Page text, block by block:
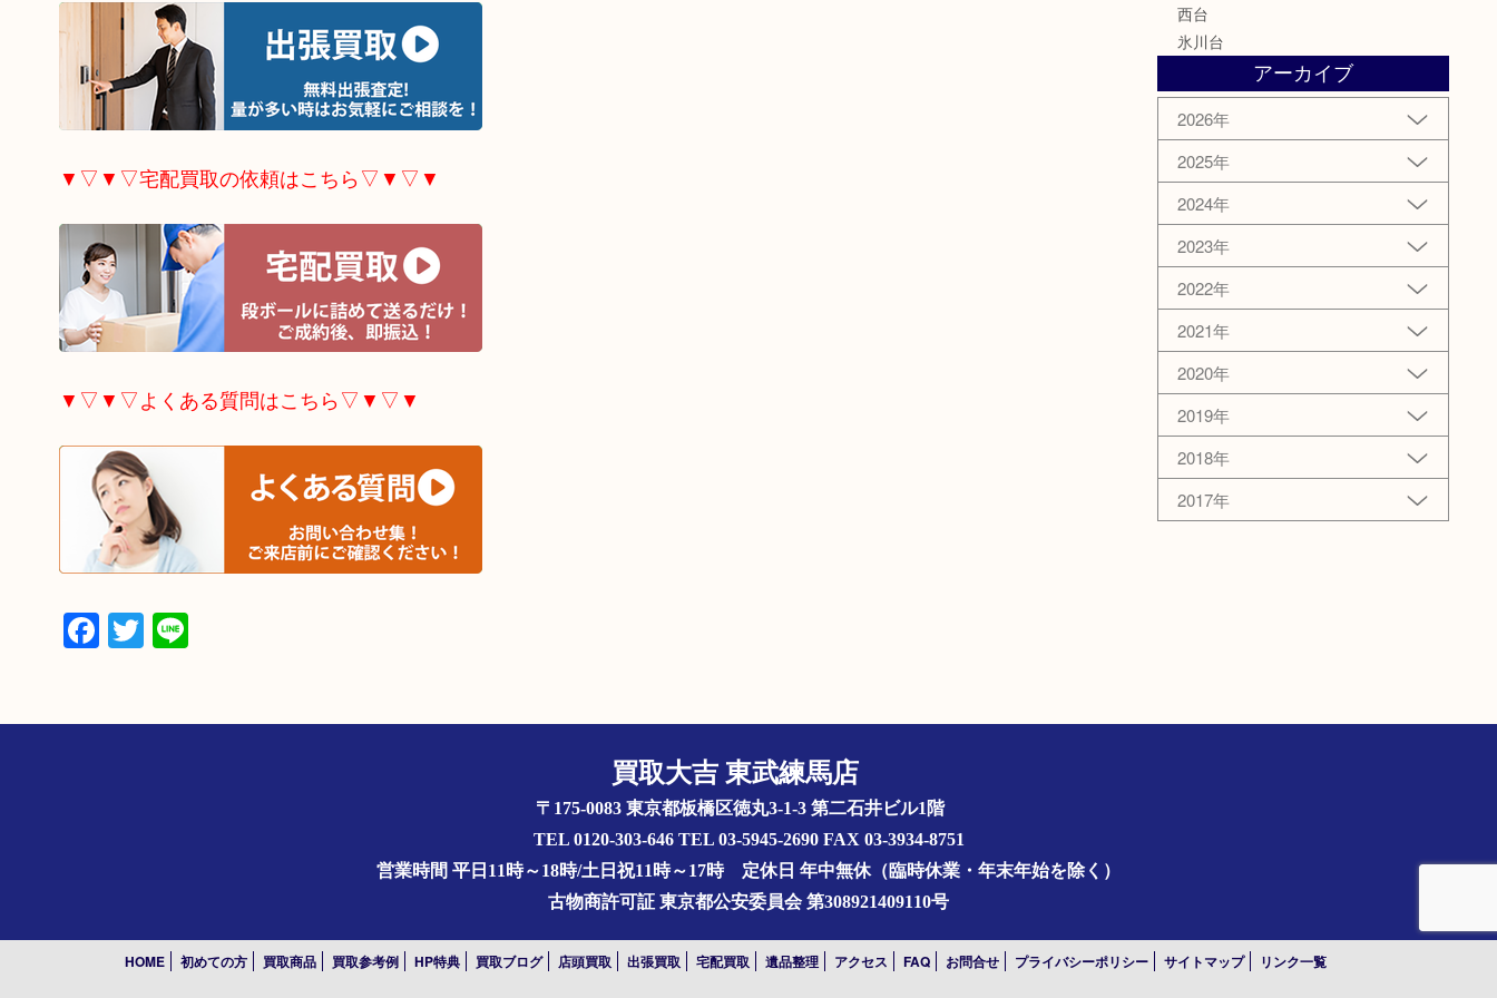
▼▽▼▽宅配買取の依頼はこちら▽▼▽▼
▼▽▼▽よくある質問はこちら▽▼▽▼
Facebook
Twitter
Line
西台
氷川台
アーカイブ
2026年
2025年
2024年
2023年
2022年
2021年
2020年
2019年
2018年
2017年
買取大吉 東武練馬店
〒175-0083 東京都板橋区徳丸3-1-3 第二石井ビル1階
TEL 0120-303-646 TEL 03-5945-2690 FAX 03-3934-8751
営業時間 平日11時～18時/土日祝11時～17時 定休日 年中無休（臨時休業・年末年始を除く）
古物商許可証 東京都公安委員会 第308921409110号
HOME 初めての方 買取商品 買取参考例 HP特典 買取ブログ 店頭買取 出張買取 宅配買取 遺品整理 アクセス FAQ お問合せ プライバシーポリシー サイトマップ リンク一覧